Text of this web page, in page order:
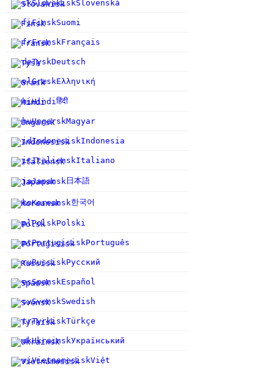
skSlovakiskSlovenská
fiFinskSuomi
frFranskFrançais
deTyskDeutsch
elGræskΕλληνική
hiHindiहिंदी
huUngarskMagyar
idIndonesiskIndonesia
itItalienskItaliano
jaJapansk 日本語
koKoreansk한국어
plPolskPolski
ptPortugisiskPortuguês
ruRussiskРусский
esSpanskEspañol
svSvenskSwedish
trTyrkiskTürkçe
ukUkrainskУкраїнський
viVietnamesiskViệt